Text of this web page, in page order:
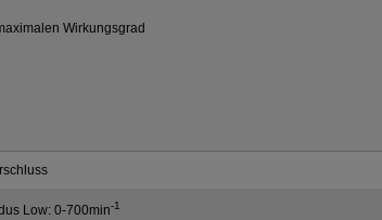
Wirkungsgrad
Low: 0-700min-1